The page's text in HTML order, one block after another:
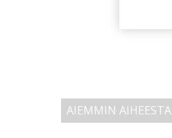
AIEMMIN AIHEESTA